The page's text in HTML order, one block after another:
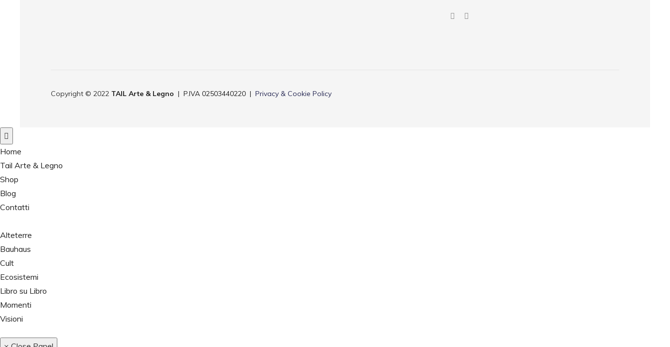
Copyright © 2022 TAIL Arte & Legno | P.IVA 02503440220 | Privacy & Cookie Policy
Home
Tail Arte & Legno
Shop
Blog
Contatti
Alteterre
Bauhaus
Cult
Ecosistemi
Libro su Libro
Momenti
Visioni